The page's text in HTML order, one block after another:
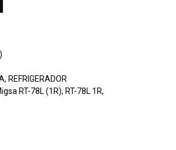
RT-78L 1R cantidad
, REFRIGERADOR
RT-78L (1R), RT-78L 1R,